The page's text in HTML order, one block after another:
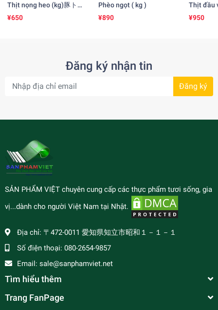
Thịt nọng heo (kg)豚ト
ロ
¥650
Phèo ngọt ( kg )
¥890
Thịt đầu
¥950
Đăng ký nhận tin
Đăng ký
SẢN PHẨM VIỆT chuyên cung cấp các thực phẩm tươi sống, gia
vị...dành cho người Việt Nam tại Nhật.
Địa chỉ: 〒472-0011 愛知県知立市昭和１－１－１
Số điện thoại: 080-2654-9857
Email: sale@sanphamviet.net
Tìm hiểu thêm
Trang FanPage